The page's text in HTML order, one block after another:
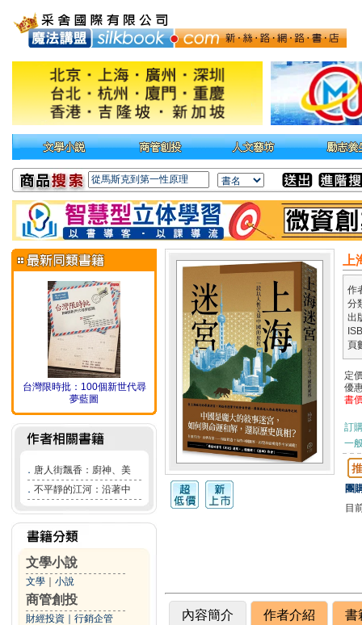
台灣限時批：100個新世代尋
夢藍圖
． 唐人街飄香：廚神、美
． 不平靜的江河：沿著中
文學小說
文學 小說
商管創投
財經投資 行銷企管
作
分
出
頁
定
優
書
訂
一
團
目
內容簡介 作者介紹 書